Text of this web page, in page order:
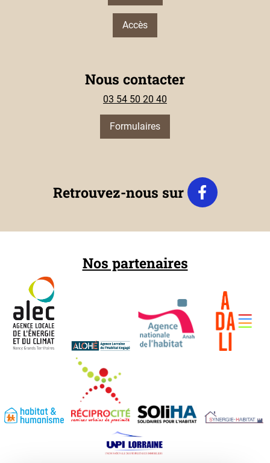
Accès
Nous contacter
03 54 50 20 40
Formulaires
Retrouvez-nous sur
Nos partenaires